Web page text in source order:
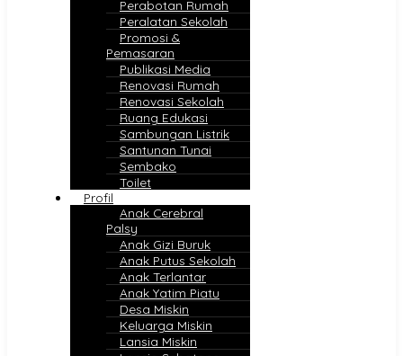
Perabotan Rumah
Peralatan Sekolah
Promosi &
Pemasaran
Publikasi Media
Renovasi Rumah
Renovasi Sekolah
Ruang Edukasi
Sambungan Listrik
Santunan Tunai
Sembako
Toilet
Profil
Anak Cerebral
Palsy
Anak Gizi Buruk
Anak Putus Sekolah
Anak Terlantar
Anak Yatim Piatu
Desa Miskin
Keluarga Miskin
Lansia Miskin